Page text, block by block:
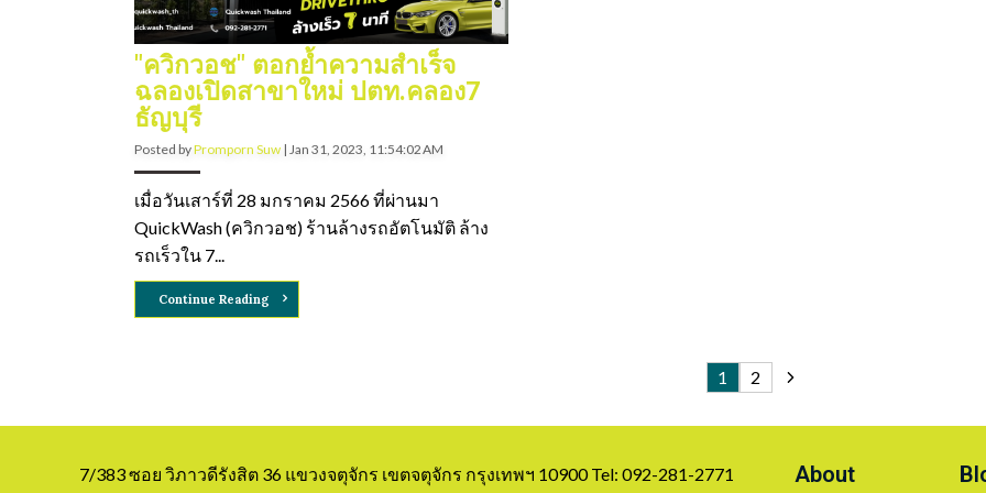
"ควิกวอช" ตอกย้ำความสำเร็จ
ฉลองเปิดสาขาใหม่ ปตท.คลอง7
ธัญบุรี
Posted byPromporn Suw | Jan 31, 2023, 11:54:02 AM
เมื่อวันเสาร์ที่ 28 มกราคม 2566 ที่ผ่านมา
QuickWash (ควิกวอช) ร้านล้างรถอัตโนมัติ ล้าง
รถเร็วใน 7...
Continue Reading
1 2
7/383 ซอย วิภาวดีรังสิต 36 แขวงจตุจักร เขตจตุจักร กรุงเทพฯ 10900 Tel: 092-281-2771 About